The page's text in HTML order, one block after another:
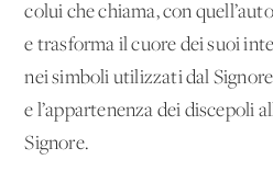
colui che chiama, con
e trasforma il cuore dei suoi
nei simboli utilizzati dal
e l’appartenenza dei discepoli
Signore.